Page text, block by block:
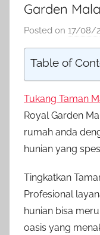
Garden
Posted on 17/08/
Table of
Tukang Taman
Royal Garden
rumah anda
hunian yang
Tingkatkan
Profesional
hunian bisa
oasis yang